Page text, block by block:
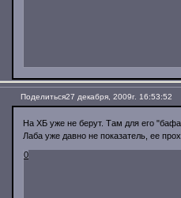
Поделиться27 декабря, 2009г. 16:53:52
На ХБ уже не берут. Там для его
Лаба уже давно не показатель, ее
0